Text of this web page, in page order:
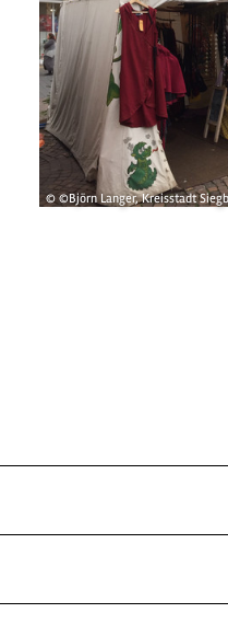
© ©Björn Langer, Kreisstadt